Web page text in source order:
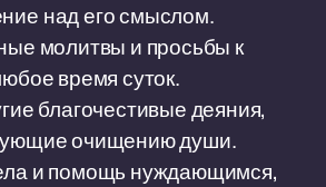
над его смыслом.
молитвы и просьбы к
время суток.
благочестивые деяния,
очищению души.
и помощь нуждающимся,